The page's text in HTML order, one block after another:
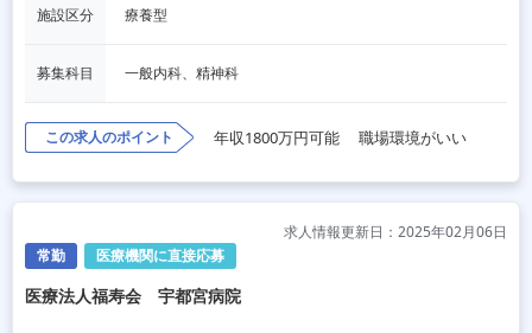
施設区分 療養型
募集科目 一般内科、精神科
この求人のポイント 年収1800万円可能 職場環境がいい
常勤 医療機関に直接応募
求人情報更新日：2025年02月06日
医療法人福寿会 宇都宮病院